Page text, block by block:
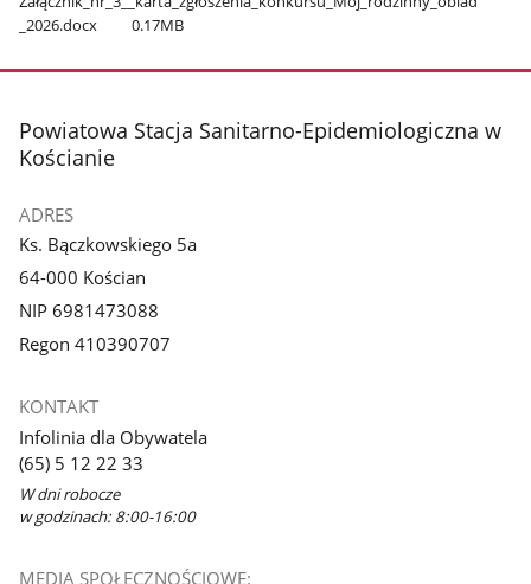
_2026.docx
0.17MB
stopka
Powiatowa Stacja Sanitarno-Epidemiologiczna w
Kościanie
ADRES
Ks. Bączkowskiego 5a
64-000 Kościan
NIP 6981473088
Regon 410390707
KONTAKT
Infolinia dla Obywatela
(65) 5 12 22 33
W dni robocze
w godzinach: 8:00-16:00
MEDIA SPOŁECZNOŚCIOWE: